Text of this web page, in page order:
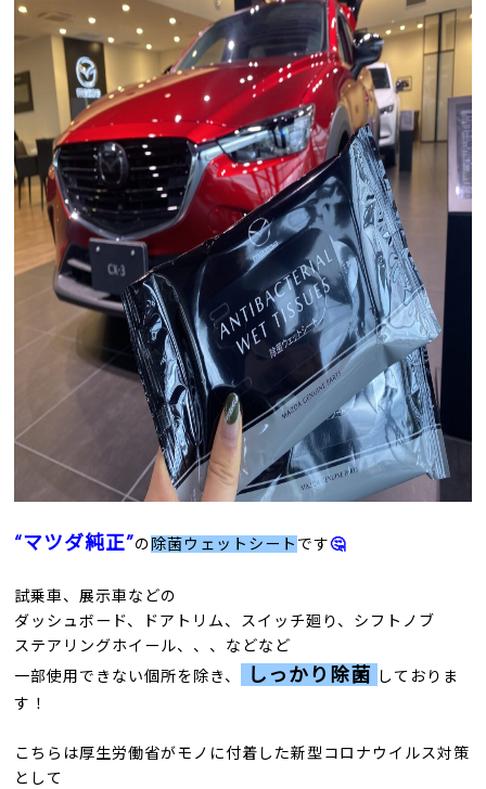
“マツダ純正”の 除菌ウェットシート です🤔
試乗車、展示車などの
ダッシュボード、ドアトリム、スイッチ廻り、シフトノブ
ステアリングホイール、、、などなど
一部使用できない個所を除き、
しっかり除菌
しておりま
す！
こちらは厚生労働省がモノに付着した新型コロナウイルス対策
として